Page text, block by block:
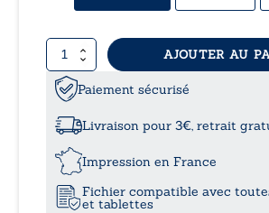
quantité
de
Le
succès
par
Tome
AJOUTER AU
Paiement sécurisé
Livraison pour 3€, retrait
Impression en France
Fichier compatible avec
et tablettes